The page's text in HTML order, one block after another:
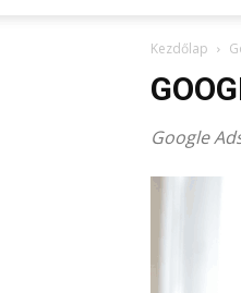
Kezdőlap
Google